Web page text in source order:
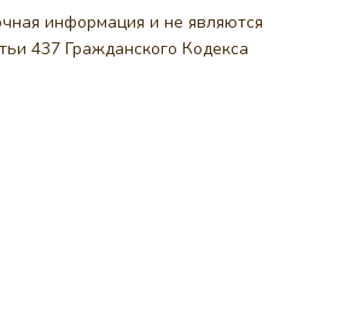
информация и не являются
437 Гражданского Кодекса